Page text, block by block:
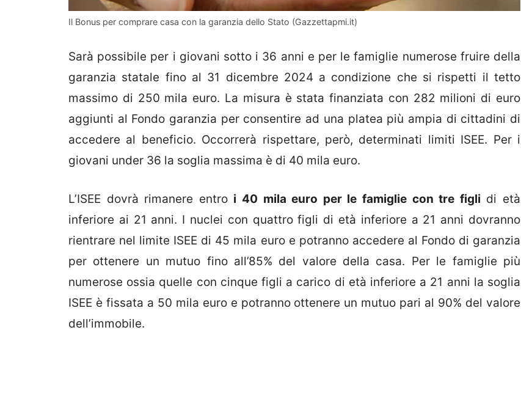
Il Bonus per comprare casa con la garanzia dello Stato (Gazzettapmi.it)
Sarà possibile per i giovani sotto i 36 anni e per le famiglie numerose fruire della
garanzia statale fino al 31 dicembre 2024 a condizione che si rispetti il tetto
massimo di 250 mila euro. La misura è stata finanziata con 282 milioni di euro
aggiunti al Fondo garanzia per consentire ad una platea più ampia di cittadini di
accedere al beneficio. Occorrerà rispettare, però, determinati limiti ISEE. Per i
giovani under 36 la soglia massima è di 40 mila euro.
L’ISEE dovrà rimanere entro i 40 mila euro per le famiglie con tre figli di età
inferiore ai 21 anni. I nuclei con quattro figli di età inferiore a 21 anni dovranno
rientrare nel limite ISEE di 45 mila euro e potranno accedere al Fondo di garanzia
per ottenere un mutuo fino all’85% del valore della casa. Per le famiglie più
numerose ossia quelle con cinque figli a carico di età inferiore a 21 anni la soglia
ISEE è fissata a 50 mila euro e potranno ottenere un mutuo pari al 90% del valore
dell’immobile.